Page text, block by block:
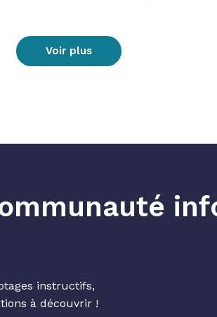
Voir plus
instructifs,
à découvrir !